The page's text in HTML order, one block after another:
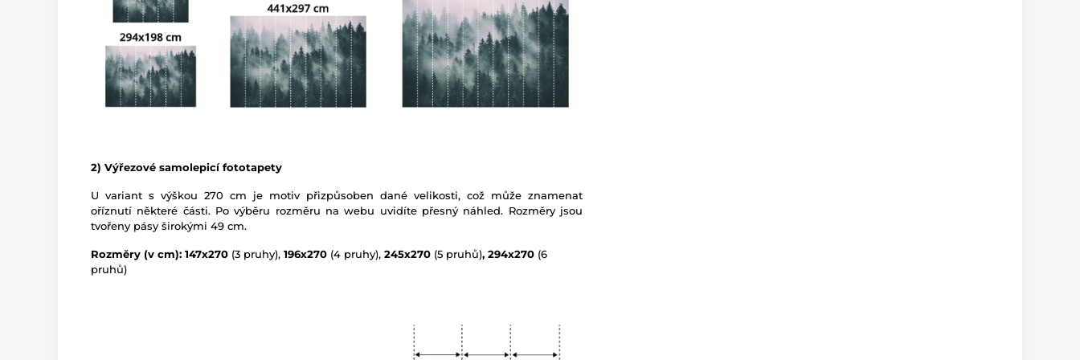
2) Výřezové samolepicí fototapety
U variant s výškou 270 cm je motiv přizpůsoben dané velikosti, což může znamenat
oříznutí některé části. Po výběru rozměru na webu uvidíte přesný náhled. Rozměry jsou
tvořeny pásy širokými 49 cm.
Rozměry (v cm): 147x270 (3 pruhy), 196x270 (4 pruhy), 245x270 (5 pruhů), 294x270 (6
pruhů)